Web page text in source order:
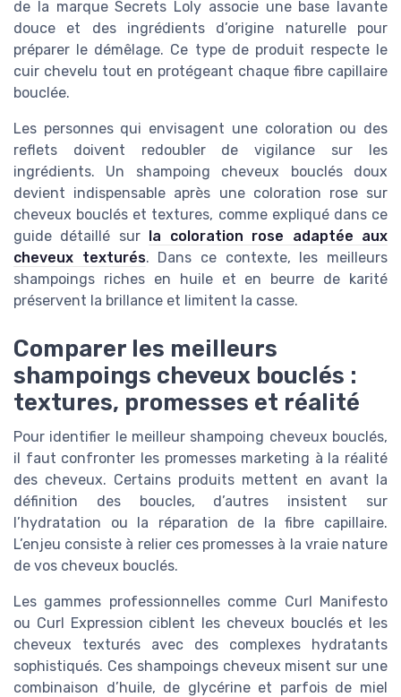
de la marque Secrets Loly associe une base lavante
douce et des ingrédients d’origine naturelle pour
préparer le démêlage. Ce type de produit respecte le
cuir chevelu tout en protégeant chaque fibre capillaire
bouclée.
Les personnes qui envisagent une coloration ou des
reflets doivent redoubler de vigilance sur les
ingrédients. Un shampoing cheveux bouclés doux
devient indispensable après une coloration rose sur
cheveux bouclés et textures, comme expliqué dans ce
guide détaillé sur la coloration rose adaptée aux
cheveux texturés. Dans ce contexte, les meilleurs
shampoings riches en huile et en beurre de karité
préservent la brillance et limitent la casse.
Comparer les meilleurs
shampoings cheveux bouclés :
textures, promesses et réalité
Pour identifier le meilleur shampoing cheveux bouclés,
il faut confronter les promesses marketing à la réalité
des cheveux. Certains produits mettent en avant la
définition des boucles, d’autres insistent sur
l’hydratation ou la réparation de la fibre capillaire.
L’enjeu consiste à relier ces promesses à la vraie nature
de vos cheveux bouclés.
Les gammes professionnelles comme Curl Manifesto
ou Curl Expression ciblent les cheveux bouclés et les
cheveux texturés avec des complexes hydratants
sophistiqués. Ces shampoings cheveux misent sur une
combinaison d’huile, de glycérine et parfois de miel